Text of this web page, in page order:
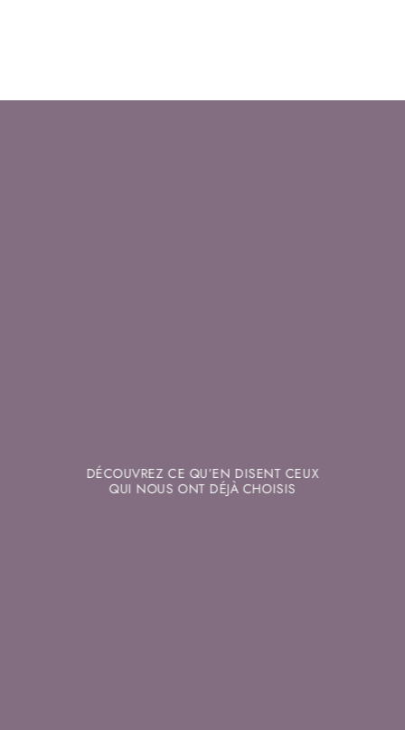
DÉCOUVREZ CE QU’EN DISENT CEUX
QUI NOUS ONT DÉJÀ CHOISIS